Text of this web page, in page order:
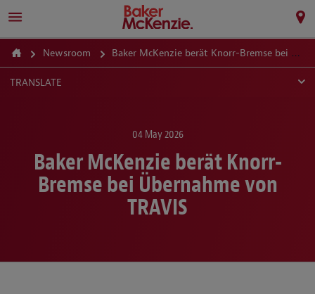
Newsroom Baker McKenzie berät Knorr-Bremse bei Übernahme von TRAVIS
TRANSLATE
04 May 2026
Baker McKenzie berät Knorr-
Bremse bei Übernahme von
TRAVIS